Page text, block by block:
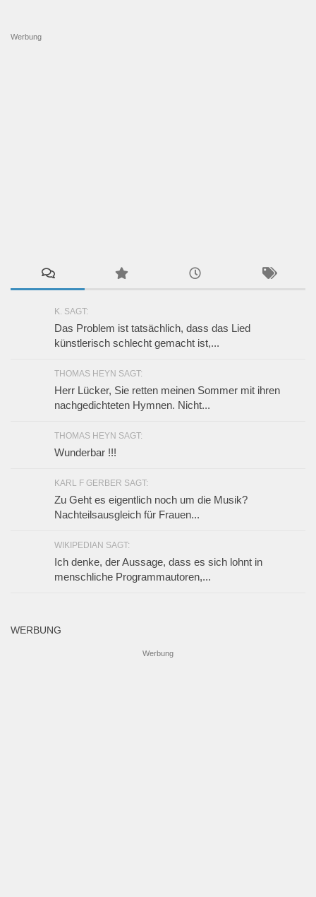
Werbung
K. SAGT:
Das Problem ist tatsächlich, dass das Lied
künstlerisch schlecht gemacht ist,...
THOMAS HEYN SAGT:
Herr Lücker, Sie retten meinen Sommer mit ihren
nachgedichteten Hymnen. Nicht...
THOMAS HEYN SAGT:
Wunderbar !!!
KARL F GERBER SAGT:
Zu Geht es eigentlich noch um die Musik?
Nachteilsausgleich für Frauen...
WIKIPEDIAN SAGT:
Ich denke, der Aussage, dass es sich lohnt in
menschliche Programmautoren,...
WERBUNG
Werbung